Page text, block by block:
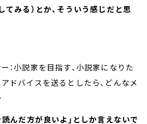
てみる）とか、そういう感じだと思
：小説家を目指す、小説家になりた
ドバイスを送るとしたら、どんなメ
読んだ方が良いよ」としか言えないで